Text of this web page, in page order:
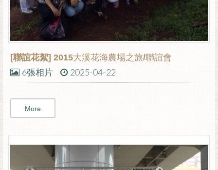
[聯誼花絮] 2015大溪花海農場之旅/聯誼會
6張相片 2025-04-22
More